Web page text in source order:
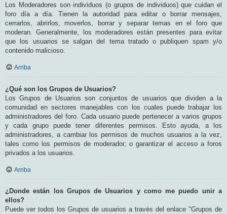
Los Moderadores son individuos (o grupos de individuos) que cuidan el
foro día a día. Tienen la autoridad para editar o borrar mensajes,
cerrarlos, abrirlos, moverlos, borrar y separar temas en el foro que
moderan. Generalmente, los moderadores están presentes para evitar
que los usuarios se salgan del tema tratado o publiquen spam y/o
contenido malicioso.
Arriba
¿Qué son los Grupos de Usuarios?
Los Grupos de Usuarios son conjuntos de usuarios que dividen a la
comunidad en sectores manejables con los cuales puede trabajar los
administradores del foro. Cada usuario puede pertenecer a varios grupos
y cada grupo puede tener diferentes permisos. Esto ayuda, a los
administradores, a cambiar los permisos de muchos usuarios a la vez,
tales como los permisos de moderador, o garantizar el acceso a foros
privados a los usuarios.
Arriba
¿Donde están los Grupos de Usuarios y como me puedo unir a
ellos?
Puede ver todos los Grupos de usuarios a través del enlace "Grupos de